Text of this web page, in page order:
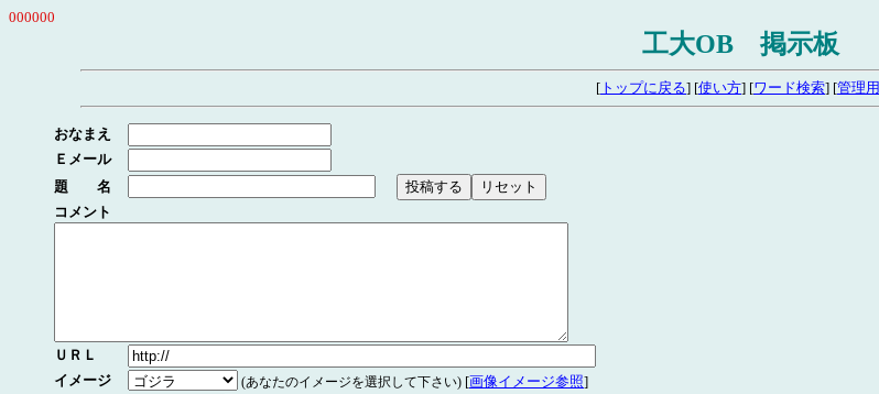
000000
工大OB 掲示板
[ トップに戻る] [使い方] [ワード検索] [管理用
おなまえ
Ｅメール
題 名
コメント
ＵＲＬ
イメージ
(あなたのイメージを選択して下さい) [画像イメージ参照]